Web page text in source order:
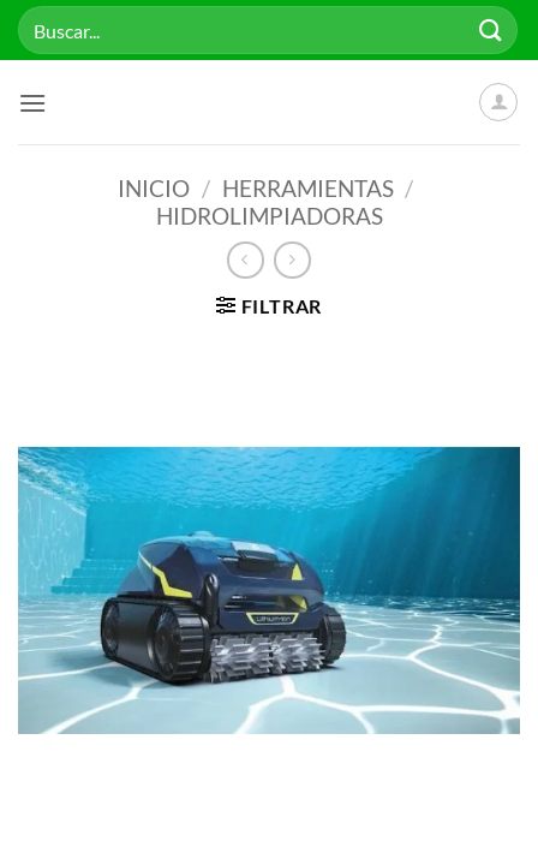
Saltar
Buscar
por:
INICIO / HERRAMIENTAS /
HIDROLIMPIADORAS
FILTRAR